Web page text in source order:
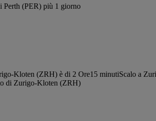
Perth (PER) più 1 giorno
Kloten (ZRH) è di 2 Ore15 minutiScalo a
di Zurigo-Kloten (ZRH)